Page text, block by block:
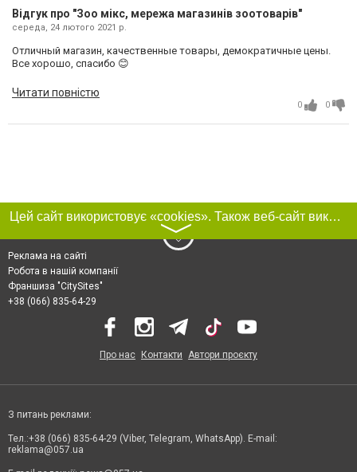
Відгук про "Зоо мікс, мережа магазинів зоотоварів"
середа, 24 лютого 2021 р.
Отличный магазин, качественные товары, демократичные цены.
Все хорошо, спасибо 😊
Читати повністю
0 0
Цей сайт використовує «cookies». Також веб-сайт використовує інтернет-сервіс для збору технічних даних стосовно відвідувачів з метою отримання маркетингової та статистичної інформації. Умови обробки даних відвідувачів сайту див.
〉
Реклама на сайті
Робота в нашій компанії
Франшиза "CitySites"
+38 (066) 835-64-29
Про нас Контакти Автори проєкту
З питань реклами:
Тел.:+38 (066) 835-64-29 (Viber, Telegram, WhatsApp). E-mail:
reklama@057.ua